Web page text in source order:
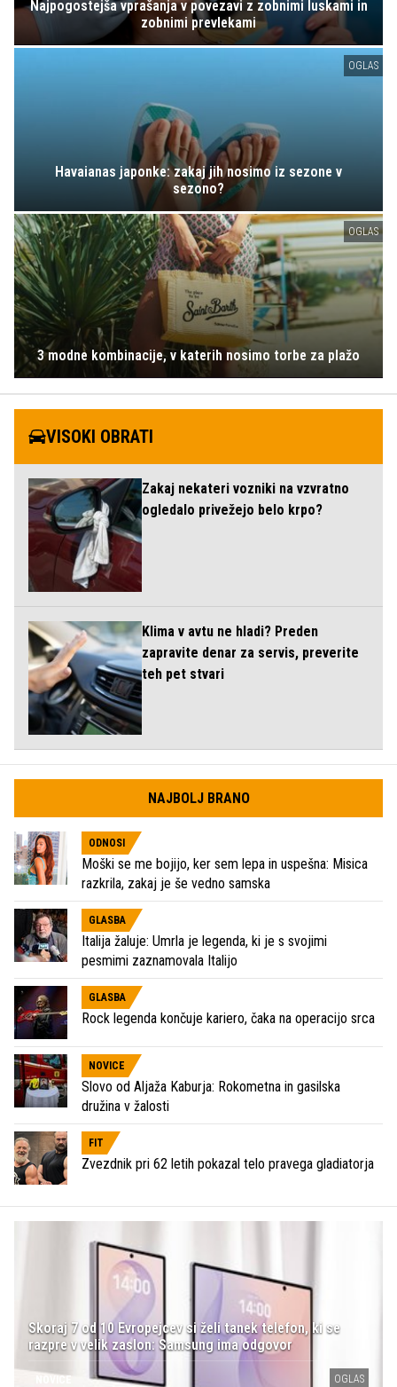
Najpogostejša vprašanja v povezavi z zobnimi luskami in
zobnimi prevlekami
OGLAS
Havaianas japonke: zakaj jih nosimo iz sezone v
sezono?
OGLAS
3 modne kombinacije, v katerih nosimo torbe za plažo
VISOKI OBRATI
Zakaj nekateri vozniki na vzvratno
ogledalo privežejo belo krpo?
Klima v avtu ne hladi? Preden
zapravite denar za servis, preverite
teh pet stvari
NAJBOLJ BRANO
ODNOSI
Moški se me bojijo, ker sem lepa in uspešna: Misica
razkrila, zakaj je še vedno samska
GLASBA
Italija žaluje: Umrla je legenda, ki je s svojimi
pesmimi zaznamovala Italijo
GLASBA
Rock legenda končuje kariero, čaka na operacijo srca
NOVICE
Slovo od Aljaža Kaburja: Rokometna in gasilska
družina v žalosti
FIT
Zvezdnik pri 62 letih pokazal telo pravega gladiatorja
Skoraj 7 od 10 Evropejcev si želi tanek telefon, ki se
razpre v velik zaslon: Samsung ima odgovor
OGLAS